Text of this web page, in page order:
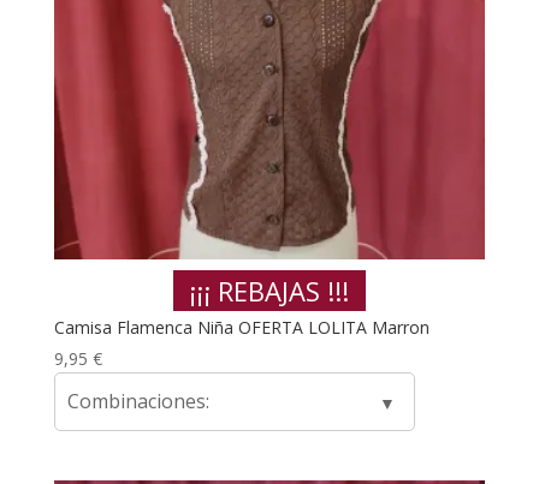
¡¡¡ REBAJAS !!!
Camisa Flamenca Niña OFERTA LOLITA Marron
9,95 €
Combinaciones: